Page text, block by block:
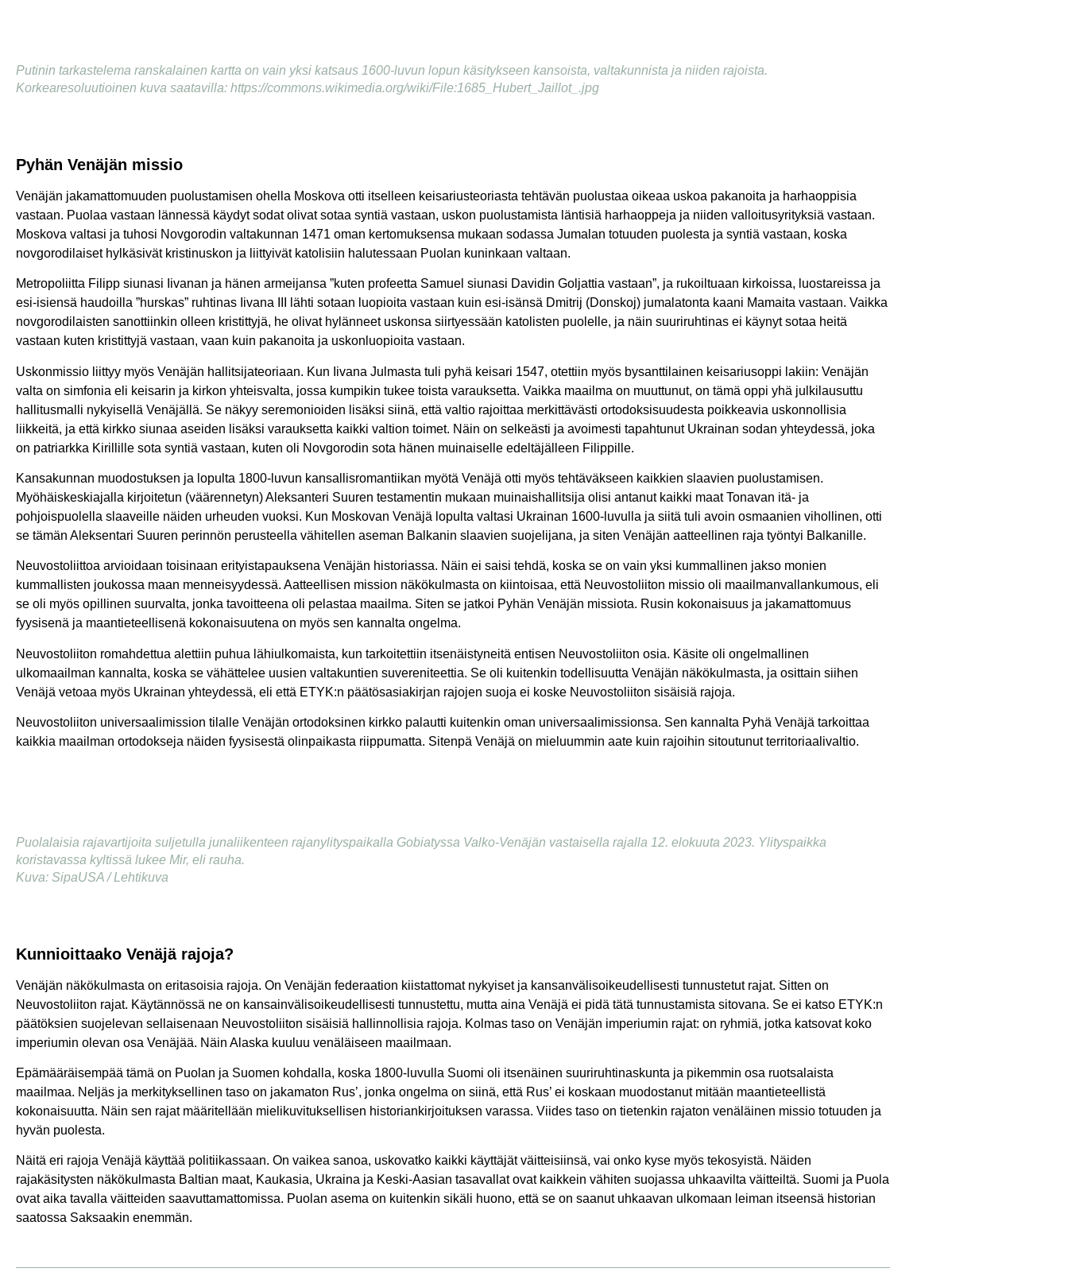
Putinin tarkastelema ranskalainen kartta on vain yksi katsaus 1600-luvun lopun käsitykseen kansoista, valtakunnista ja niiden rajoista.
Korkearesoluutioinen kuva saatavilla: https://commons.wikimedia.org/wiki/File:1685_Hubert_Jaillot_.jpg
Pyhän Venäjän missio
Venäjän jakamattomuuden puolustamisen ohella Moskova otti itselleen keisariusteoriasta tehtävän puolustaa oikeaa uskoa pakanoita ja harhaoppisia
vastaan. Puolaa vastaan lännessä käydyt sodat olivat sotaa syntiä vastaan, uskon puolustamista läntisiä harhaoppeja ja niiden valloitusyrityksiä vastaan.
Moskova valtasi ja tuhosi Novgorodin valtakunnan 1471 oman kertomuksensa mukaan sodassa Jumalan totuuden puolesta ja syntiä vastaan, koska
novgorodilaiset hylkäsivät kristinuskon ja liittyivät katolisiin halutessaan Puolan kuninkaan valtaan.
Metropoliitta Filipp siunasi Iivanan ja hänen armeijansa ”kuten profeetta Samuel siunasi Davidin Goljattia vastaan”, ja rukoiltuaan kirkoissa, luostareissa ja
esi-isiensä haudoilla ”hurskas” ruhtinas Iivana III lähti sotaan luopioita vastaan kuin esi-isänsä Dmitrij (Donskoj) jumalatonta kaani Mamaita vastaan. Vaikka
novgorodilaisten sanottiinkin olleen kristittyjä, he olivat hylänneet uskonsa siirtyessään katolisten puolelle, ja näin suuriruhtinas ei käynyt sotaa heitä
vastaan kuten kristittyjä vastaan, vaan kuin pakanoita ja uskonluopioita vastaan.
Uskonmissio liittyy myös Venäjän hallitsijateoriaan. Kun Iivana Julmasta tuli pyhä keisari 1547, otettiin myös bysanttilainen keisariusoppi lakiin: Venäjän
valta on simfonia eli keisarin ja kirkon yhteisvalta, jossa kumpikin tukee toista varauksetta. Vaikka maailma on muuttunut, on tämä oppi yhä julkilausuttu
hallitusmalli nykyisellä Venäjällä. Se näkyy seremonioiden lisäksi siinä, että valtio rajoittaa merkittävästi ortodoksisuudesta poikkeavia uskonnollisia
liikkeitä, ja että kirkko siunaa aseiden lisäksi varauksetta kaikki valtion toimet. Näin on selkeästi ja avoimesti tapahtunut Ukrainan sodan yhteydessä, joka
on patriarkka Kirillille sota syntiä vastaan, kuten oli Novgorodin sota hänen muinaiselle edeltäjälleen Filippille.
Kansakunnan muodostuksen ja lopulta 1800-luvun kansallisromantiikan myötä Venäjä otti myös tehtäväkseen kaikkien slaavien puolustamisen.
Myöhäiskeskiajalla kirjoitetun (väärennetyn) Aleksanteri Suuren testamentin mukaan muinaishallitsija olisi antanut kaikki maat Tonavan itä- ja
pohjoispuolella slaaveille näiden urheuden vuoksi. Kun Moskovan Venäjä lopulta valtasi Ukrainan 1600-luvulla ja siitä tuli avoin osmaanien vihollinen, otti
se tämän Aleksentari Suuren perinnön perusteella vähitellen aseman Balkanin slaavien suojelijana, ja siten Venäjän aatteellinen raja työntyi Balkanille.
Neuvostoliittoa arvioidaan toisinaan erityistapauksena Venäjän historiassa. Näin ei saisi tehdä, koska se on vain yksi kummallinen jakso monien
kummallisten joukossa maan menneisyydessä. Aatteellisen mission näkökulmasta on kiintoisaa, että Neuvostoliiton missio oli maailmanvallankumous, eli
se oli myös opillinen suurvalta, jonka tavoitteena oli pelastaa maailma. Siten se jatkoi Pyhän Venäjän missiota. Rusin kokonaisuus ja jakamattomuus
fyysisenä ja maantieteellisenä kokonaisuutena on myös sen kannalta ongelma.
Neuvostoliiton romahdettua alettiin puhua lähiulkomaista, kun tarkoitettiin itsenäistyneitä entisen Neuvostoliiton osia. Käsite oli ongelmallinen
ulkomaailman kannalta, koska se vähättelee uusien valtakuntien suvereniteettia. Se oli kuitenkin todellisuutta Venäjän näkökulmasta, ja osittain siihen
Venäjä vetoaa myös Ukrainan yhteydessä, eli että ETYK:n päätösasiakirjan rajojen suoja ei koske Neuvostoliiton sisäisiä rajoja.
Neuvostoliiton universaalimission tilalle Venäjän ortodoksinen kirkko palautti kuitenkin oman universaalimissionsa. Sen kannalta Pyhä Venäjä tarkoittaa
kaikkia maailman ortodokseja näiden fyysisestä olinpaikasta riippumatta. Sitenpä Venäjä on mieluummin aate kuin rajoihin sitoutunut territoriaalivaltio.
Puolalaisia rajavartijoita suljetulla junaliikenteen rajanylityspaikalla Gobiatyssa Valko-Venäjän vastaisella rajalla 12. elokuuta 2023. Ylityspaikka
koristavassa kyltissä lukee Mir, eli rauha.
Kuva: SipaUSA / Lehtikuva
Kunnioittaako Venäjä rajoja?
Venäjän näkökulmasta on eritasoisia rajoja. On Venäjän federaation kiistattomat nykyiset ja kansanvälisoikeudellisesti tunnustetut rajat. Sitten on
Neuvostoliiton rajat. Käytännössä ne on kansainvälisoikeudellisesti tunnustettu, mutta aina Venäjä ei pidä tätä tunnustamista sitovana. Se ei katso ETYK:n
päätöksien suojelevan sellaisenaan Neuvostoliiton sisäisiä hallinnollisia rajoja. Kolmas taso on Venäjän imperiumin rajat: on ryhmiä, jotka katsovat koko
imperiumin olevan osa Venäjää. Näin Alaska kuuluu venäläiseen maailmaan.
Epämääräisempää tämä on Puolan ja Suomen kohdalla, koska 1800-luvulla Suomi oli itsenäinen suuriruhtinaskunta ja pikemmin osa ruotsalaista
maailmaa. Neljäs ja merkityksellinen taso on jakamaton Rus’, jonka ongelma on siinä, että Rus’ ei koskaan muodostanut mitään maantieteellistä
kokonaisuutta. Näin sen rajat määritellään mielikuvituksellisen historiankirjoituksen varassa. Viides taso on tietenkin rajaton venäläinen missio totuuden ja
hyvän puolesta.
Näitä eri rajoja Venäjä käyttää politiikassaan. On vaikea sanoa, uskovatko kaikki käyttäjät väitteisiinsä, vai onko kyse myös tekosyistä. Näiden
rajakäsitysten näkökulmasta Baltian maat, Kaukasia, Ukraina ja Keski-Aasian tasavallat ovat kaikkein vähiten suojassa uhkaavilta väitteiltä. Suomi ja Puola
ovat aika tavalla väitteiden saavuttamattomissa. Puolan asema on kuitenkin sikäli huono, että se on saanut uhkaavan ulkomaan leiman itseensä historian
saatossa Saksaakin enemmän.